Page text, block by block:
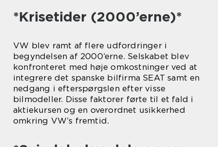
*Krisetider (2000’erne)*
VW blev ramt af flere udfordringer i
begyndelsen af 2000’erne. Selskabet blev
konfronteret med høje omkostninger ved at
integrere det spanske bilfirma SEAT samt en
nedgang i efterspørgslen efter visse
bilmodeller. Disse faktorer førte til et fald i
aktiekursen og en overordnet usikkerhed
omkring VW’s fremtid.